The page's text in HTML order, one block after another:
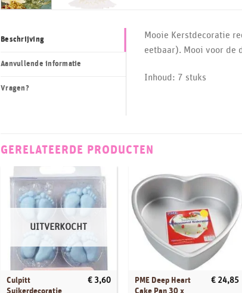
Beschrijving
Aanvullende informatie
Vragen?
Mooie Kerstdecoratie
eetbaar). Mooi voor de
Inhoud: 7 stuks
GERELATEERDE PRODUCTEN
UITVERKOCHT
Culpitt
Suikerdecoratie
€3,60
PME Deep Heart
Cake Pan 30 x
€24,85